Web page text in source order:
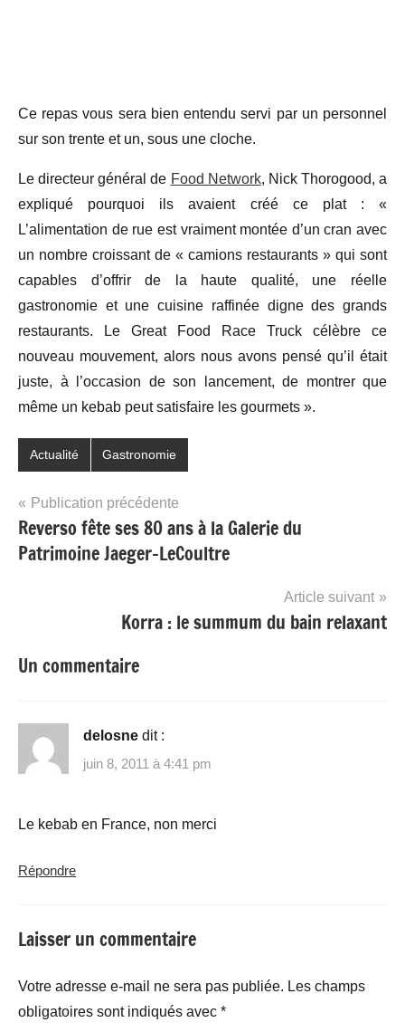
Ce repas vous sera bien entendu servi par un personnel
sur son trente et un, sous une cloche.
Le directeur général de Food Network, Nick Thorogood, a
expliqué pourquoi ils avaient créé ce plat : «
L’alimentation de rue est vraiment montée d’un cran avec
un nombre croissant de « camions restaurants » qui sont
capables d’offrir de la haute qualité, une réelle
gastronomie et une cuisine raffinée digne des grands
restaurants. Le Great Food Race Truck célèbre ce
nouveau mouvement, alors nous avons pensé qu’il était
juste, à l’occasion de son lancement, de montrer que
même un kebab peut satisfaire les gourmets ».
Actualité Gastronomie
Navigation
de
l’article
Publication précédente
Reverso fête ses 80 ans à la Galerie du
Patrimoine Jaeger-LeCoultre
Article suivant
Korra : le summum du bain relaxant
Un commentaire
delosne dit :
juin 8, 2011 à 4:41 pm
Le kebab en France, non merci
Répondre
Laisser un commentaire
Votre adresse e-mail ne sera pas publiée. Les champs
obligatoires sont indiqués avec *